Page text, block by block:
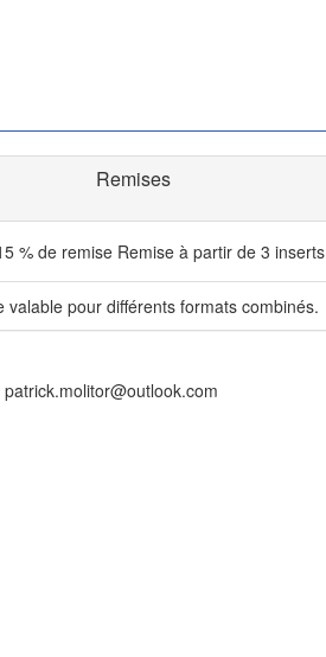
Remises
% de remise Remise à partir de 3 inserts
valable pour différents formats combinés.